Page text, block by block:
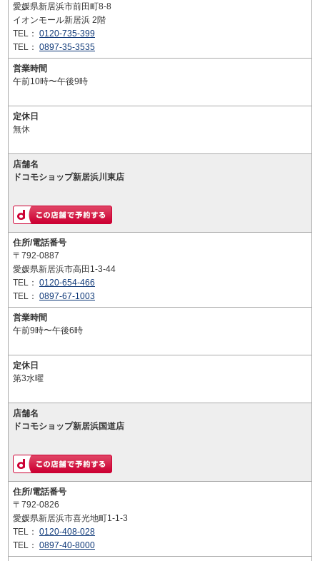
愛媛県新居浜市前田町8-8
イオンモール新居浜 2階
TEL： 0120-735-399
TEL： 0897-35-3535
営業時間
午前10時〜午後9時
定休日
無休
店舗名
ドコモショップ新居浜川東店
住所/電話番号
〒792-0887
愛媛県新居浜市高田1-3-44
TEL： 0120-654-466
TEL： 0897-67-1003
営業時間
午前9時〜午後6時
定休日
第3水曜
店舗名
ドコモショップ新居浜国道店
住所/電話番号
〒792-0826
愛媛県新居浜市喜光地町1-1-3
TEL： 0120-408-028
TEL： 0897-40-8000